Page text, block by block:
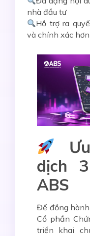
nhà đầu tư
Hỗ trợ ra
và chính xác hơn
dịch
ABS
Để đồng
Cổ phần
triển khai